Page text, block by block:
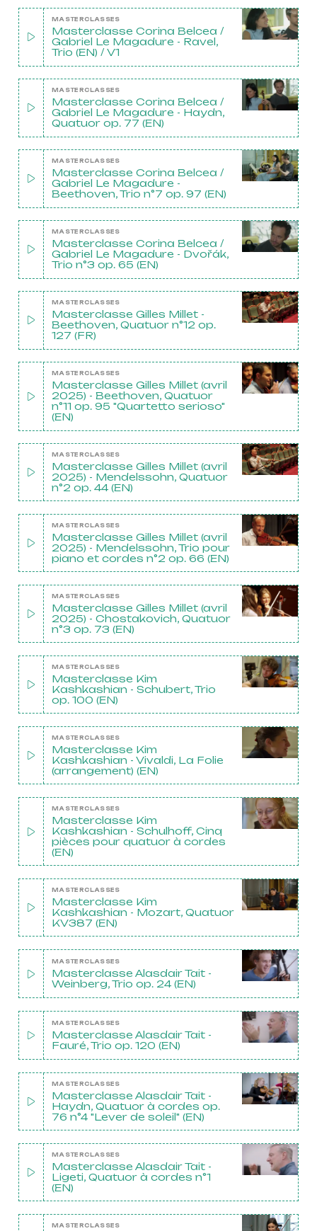
MASTERCLASSES
Masterclasse Corina Belcea /
Gabriel Le Magadure - Ravel,
Trio (EN) / V1
MASTERCLASSES
Masterclasse Corina Belcea /
Gabriel Le Magadure - Haydn,
Quatuor op. 77 (EN)
MASTERCLASSES
Masterclasse Corina Belcea /
Gabriel Le Magadure -
Beethoven, Trio n°7 op. 97 (EN)
MASTERCLASSES
Masterclasse Corina Belcea /
Gabriel Le Magadure - Dvořák,
Trio n°3 op. 65 (EN)
MASTERCLASSES
Masterclasse Gilles Millet -
Beethoven, Quatuor n°12 op.
127 (FR)
MASTERCLASSES
Masterclasse Gilles Millet (avril
2025) - Beethoven, Quatuor
n°11 op. 95 "Quartetto serioso"
(EN)
MASTERCLASSES
Masterclasse Gilles Millet (avril
2025) - Mendelssohn, Quatuor
n°2 op. 44 (EN)
MASTERCLASSES
Masterclasse Gilles Millet (avril
2025) - Mendelssohn, Trio pour
piano et cordes n°2 op. 66 (EN)
MASTERCLASSES
Masterclasse Gilles Millet (avril
2025) - Chostakovich, Quatuor
n°3 op. 73 (EN)
MASTERCLASSES
Masterclasse Kim
Kashkashian - Schubert, Trio
op. 100 (EN)
MASTERCLASSES
Masterclasse Kim
Kashkashian - Vivaldi, La Folie
(arrangement) (EN)
MASTERCLASSES
Masterclasse Kim
Kashkashian - Schulhoff, Cinq
pièces pour quatuor à cordes
(EN)
MASTERCLASSES
Masterclasse Kim
Kashkashian - Mozart, Quatuor
KV387 (EN)
MASTERCLASSES
Masterclasse Alasdair Tait -
Weinberg, Trio op. 24 (EN)
MASTERCLASSES
Masterclasse Alasdair Tait -
Fauré, Trio op. 120 (EN)
MASTERCLASSES
Masterclasse Alasdair Tait -
Haydn, Quatuor à cordes op.
76 n°4 "Lever de soleil" (EN)
MASTERCLASSES
Masterclasse Alasdair Tait -
Ligeti, Quatuor à cordes n°1
(EN)
MASTERCLASSES
ProQuartet - Centre
Européen de Musique de
Chambre
Résidence jeunes
interprètes
Formation
professionnelle et